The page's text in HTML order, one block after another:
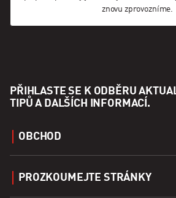
znovu zprovozníme.
PŘIHLASTE SE K ODBĚRU
TIPŮ A DALŠÍCH INFORMACÍ.
OBCHOD
PROZKOUMEJTE STRÁNKY